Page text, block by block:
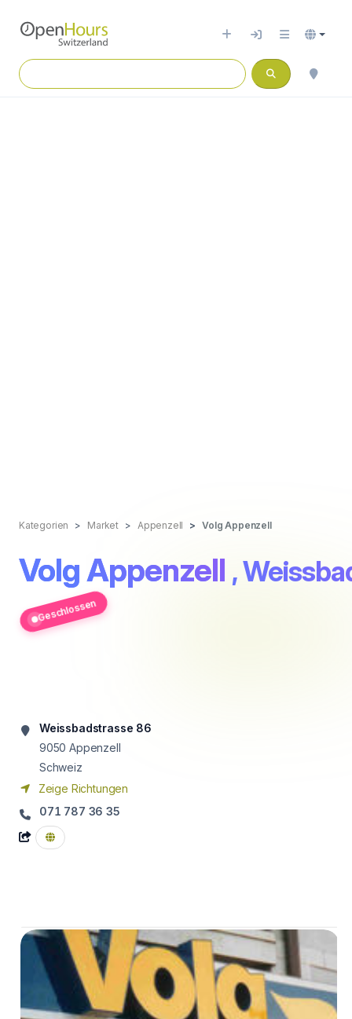
Kategorien Market Appenzell Volg Appenzell
Volg Appenzell ,
Geschlossen
Weissbadstrasse 86
9050 Appenzell
Schweiz
Zeige Richtungen
071 787 36 35